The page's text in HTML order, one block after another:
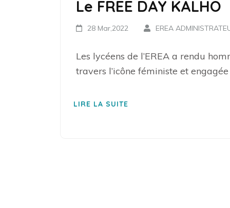
Le FREE DAY KALHO
28 Mar,2022 EREA
Les lycéens de l’EREA a rendu
travers l’icône féministe et
LIRE LA SUITE